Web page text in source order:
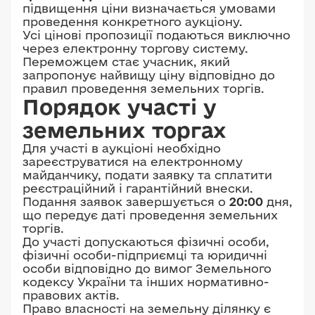
підвищення ціни визначається умовами
проведення конкретного аукціону.
Усі цінові пропозиції подаються виключно
через електронну торгову систему.
Переможцем стає учасник, який
запропонує найвищу ціну відповідно до
правил проведення земельних торгів.
Порядок участі у
земельних торгах
Для участі в аукціоні необхідно
зареєструватися на електронному
майданчику, подати заявку та сплатити
реєстраційний і гарантійний внески.
Подання заявок завершується о 20:00 дня,
що передує даті проведення земельних
торгів.
До участі допускаються фізичні особи,
фізичні особи-підприємці та юридичні
особи відповідно до вимог Земельного
кодексу України та інших нормативно-
правових актів.
Право власності на земельну ділянку є